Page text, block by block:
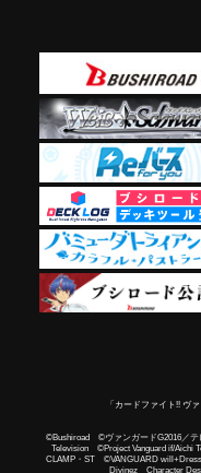
「カードファイト!! ヴ
©Bushiroad ©ヴァンガードG2016／テ
Television ©Project Vanguard if/Aichi
CLAMP・ST ©VANGUARD
Divinez Character